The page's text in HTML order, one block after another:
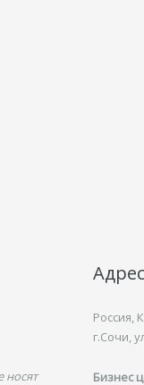
носят
Россия,
г.Сочи,
Бизнес